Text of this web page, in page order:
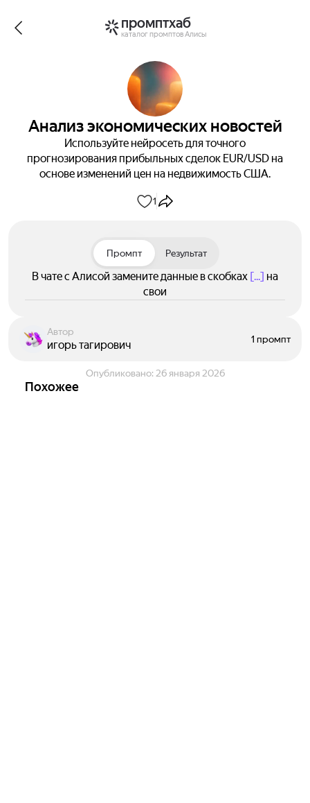
промптхаб
каталог промптов Алисы
Анализ экономических новостей
Используйте нейросеть для точного
прогнозирования прибыльных сделок EUR/USD на
основе изменений цен на недвижимость США.
1
Промпт Результат
В чате с Алисой замените данные в скобках [...] на
свои
Автор
игорь тагирович 1 промпт
Опубликовано: 26 января 2026
Похожее